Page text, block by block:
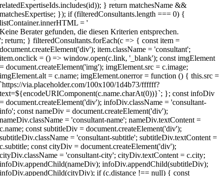
Keine Berater gefunden, die diesen Kriterien entsprechen.
'; return; } filteredConsultants.forEach(c => { const item =
document.createElement('div'); item.className = 'consultant';
item.onclick = () => window.open(c.link, '_blank'); const imgElement
= document.createElement('img'); imgElement.src = c.image;
imgElement.alt = c.name; imgElement.onerror = function () { this.src =
`https://via.placeholder.com/100x100/1d4b73/ffffff?
text=${encodeURIComponent(c.name.charAt(0))}`; }; const infoDiv
= document.createElement('div'); infoDiv.className = 'consultant-
info'; const nameDiv = document.createElement('div');
nameDiv.className = 'consultant-name'; nameDiv.textContent =
c.name; const subtitleDiv = document.createElement('div');
subtitleDiv.className = 'consultant-subtitle'; subtitleDiv.textContent =
c.subtitle; const cityDiv = document.createElement('div');
cityDiv.className = 'consultant-city'; cityDiv.textContent = c.city;
infoDiv.appendChild(nameDiv); infoDiv.appendChild(subtitleDiv);
infoDiv.appendChild(cityDiv); if (c.distance !== null) { const